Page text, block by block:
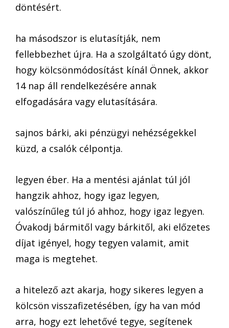
döntésért.
ha másodszor is elutasítják, nem
fellebbezhet újra. Ha a szolgáltató úgy dönt,
hogy kölcsönmódosítást kínál Önnek, akkor
14 nap áll rendelkezésére annak
elfogadására vagy elutasítására.
sajnos bárki, aki pénzügyi nehézségekkel
küzd, a csalók célpontja.
legyen éber. Ha a mentési ajánlat túl jól
hangzik ahhoz, hogy igaz legyen,
valószínűleg túl jó ahhoz, hogy igaz legyen.
Óvakodj bármitől vagy bárkitől, aki előzetes
díjat igényel, hogy tegyen valamit, amit
maga is megtehet.
a hitelező azt akarja, hogy sikeres legyen a
kölcsön visszafizetésében, így ha van mód
arra, hogy ezt lehetővé tegye, segítenek